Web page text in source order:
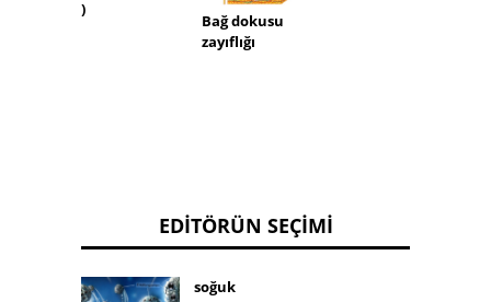
)
Bağ dokusu
zayıflığı
EDITÖRÜN SEÇIMI
soğuk